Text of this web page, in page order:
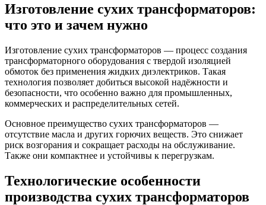
Изготовление сухих трансформаторов:
что это и зачем нужно
Изготовление сухих трансформаторов — процесс создания
трансформаторного оборудования с твердой изоляцией
обмоток без применения жидких диэлектриков. Такая
технология позволяет добиться высокой надёжности и
безопасности, что особенно важно для промышленных,
коммерческих и распределительных сетей.
Основное преимущество сухих трансформаторов —
отсутствие масла и других горючих веществ. Это снижает
риск возгорания и сокращает расходы на обслуживание.
Также они компактнее и устойчивы к перегрузкам.
Технологические особенности
производства сухих трансформаторов